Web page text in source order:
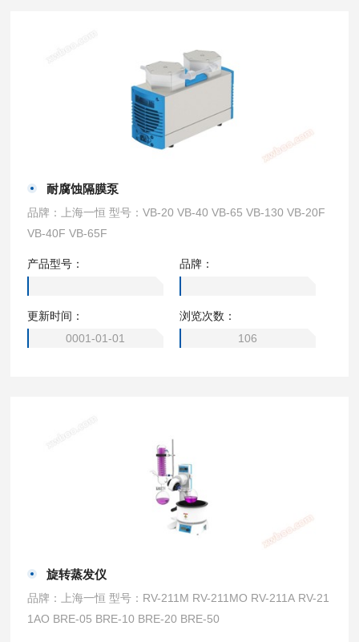
耐腐蚀隔膜泵
品牌：上海一恒 型号：VB-20 VB-40 VB-65 VB-130 VB-20F
VB-40F VB-65F
产品型号： 品牌：
更新时间：
0001-01-01
浏览次数：
106
旋转蒸发仪
品牌：上海一恒 型号：RV-211M RV-211MO RV-211A RV-21
1AO BRE-05 BRE-10 BRE-20 BRE-50